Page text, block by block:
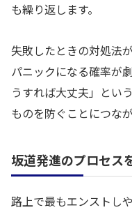
も繰り返します。
失敗したときの対処法
パニックになる確率が
うすれば大丈夫」とい
ものを防ぐことにつなが
坂道発進のプロセス
路上で最もエンストし